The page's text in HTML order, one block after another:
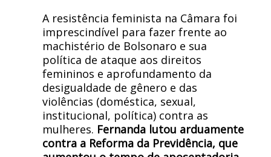
A resistência feminista na Câmara foi
imprescindível para fazer frente ao
machistério de Bolsonaro e sua
política de ataque aos direitos
femininos e aprofundamento da
desigualdade de gênero e das
violências (doméstica, sexual,
institucional, política) contra as
mulheres. Fernanda lutou arduamente
contra a Reforma da Previdência, que